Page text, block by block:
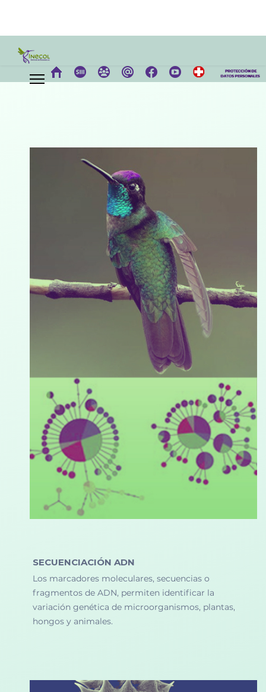
SECUENCIACIÓN ADN
Los marcadores moleculares, secuencias o
fragmentos de ADN, permiten identificar la
variación genética de microorganismos, plantas,
hongos y animales.